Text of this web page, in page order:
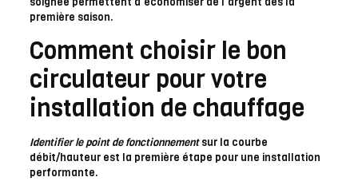
première saison.
Comment choisir le bon
circulateur pour votre
installation de chauffage
Identifier le point de fonctionnementsur la courbe
débit/hauteur est la première étape pour une installation
performante.